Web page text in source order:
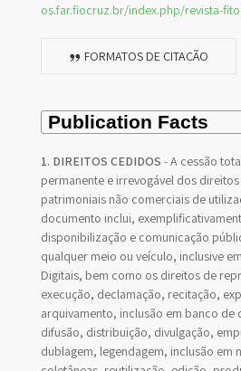
os.far.fiocruz.br/index.php/revista-
FORMATOS DE CITAÇÃO
1. DIREITOS CEDIDOS - A cessão
permanente e irrevogável dos
patrimoniais não comerciais de
documento inclui,
disponibilização e comunicação
qualquer meio ou veículo, inclusive
Digitais, bem como os direitos de
execução, declamação, recitação,
arquivamento, inclusão em banco de
difusão, distribuição, divulgação,
dublagem, legendagem, inclusão em